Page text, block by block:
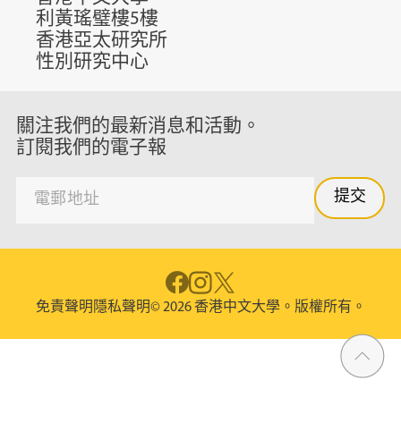
利黃瑤璧樓5樓
香港亞太研究所
性別研究中心
關注我們的最新消息和活動。
訂閱我們的電子報
免責聲明 隱私聲明© 2026 香港中文大學。版權所有。